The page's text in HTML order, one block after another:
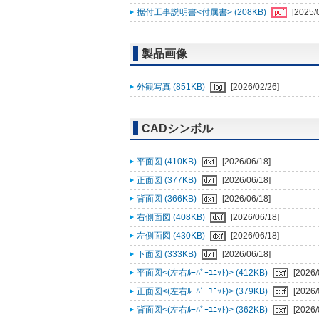
据付工事説明書<付属書> (208KB)
[2025/
製品画像
外観写真 (851KB) [2026/02/26]
CADシンボル
平面図 (410KB)
[2026/06/18]
正面図 (377KB)
[2026/06/18]
背面図 (366KB)
[2026/06/18]
右側面図 (408KB)
[2026/06/18]
左側面図 (430KB)
[2026/06/18]
下面図 (333KB)
[2026/06/18]
平面図<(左右ﾙｰﾊﾞｰﾕﾆｯﾄ)> (412KB)
正面図<(左右ﾙｰﾊﾞｰﾕﾆｯﾄ)> (379KB)
背面図<(左右ﾙｰﾊﾞｰﾕﾆｯﾄ)> (362KB)